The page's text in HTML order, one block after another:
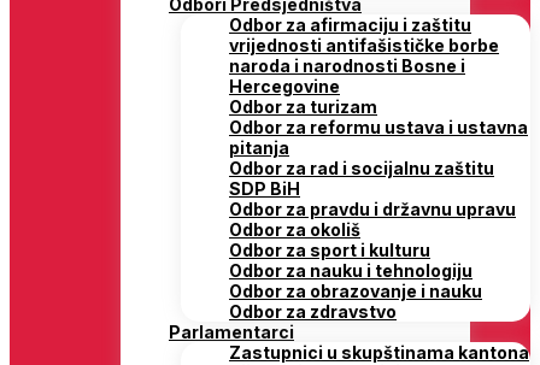
Odbori Predsjedništva
Odbor za afirmaciju i zaštitu
vrijednosti antifašističke borbe
naroda i narodnosti Bosne i
Hercegovine
Odbor za turizam
Odbor za reformu ustava i ustavna
pitanja
Odbor za rad i socijalnu zaštitu
SDP BiH
Odbor za pravdu i državnu upravu
Odbor za okoliš
Odbor za sport i kulturu
Odbor za nauku i tehnologiju
Odbor za obrazovanje i nauku
Odbor za zdravstvo
Parlamentarci
Zastupnici u skupštinama kantona